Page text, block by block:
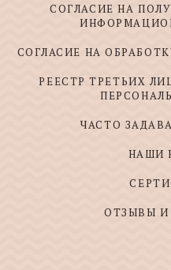
СОГЛАСИЕ НА
СОГЛАСИЕ НА
РЕЕСТР ТРЕТЬИХ
ЧАСТО
НАШИ
ОТЗЫВЫ И